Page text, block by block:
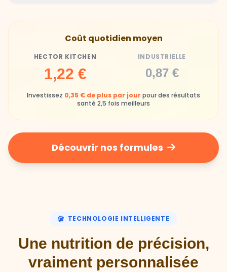
Industrielle
chimiques
Industrielle
Repas souvent boudés ou mangés sans plaisir
Coût quotidien moyen
HECTOR KITCHEN
1,22 €
INDUSTRIELLE
0,87 €
Investissez 0,35 € de plus par jour pour des résultats
santé 2,5 fois meilleurs
Découvrir nos formules
TECHNOLOGIE INTELLIGENTE
Une nutrition de précision,
vraiment personnalisée